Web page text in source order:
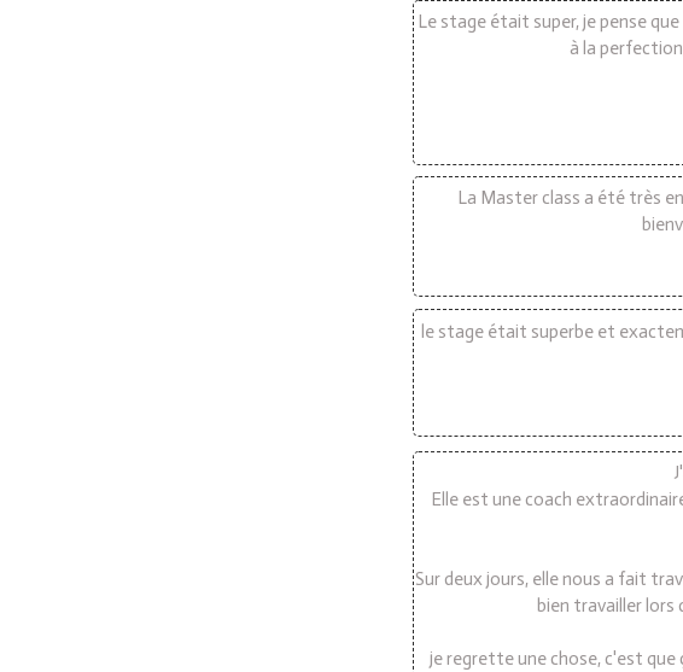
Le stage était super, je pense
à la
La Master class a été très
le stage était superbe et
Elle est une coach
Sur deux jours, elle nous a fait
bien travailler
je regrette une chose, c'est que